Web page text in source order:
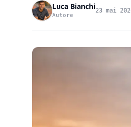
Luca Bianchi
Autore
23 mai